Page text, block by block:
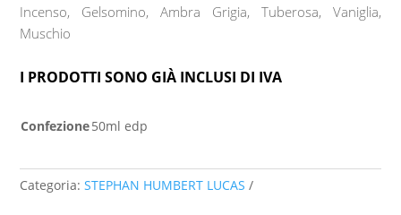
Incenso, Gelsomino, Ambra Grigia, Tuberosa, Vaniglia,
Muschio
I PRODOTTI SONO GIÀ INCLUSI DI IVA
Confezione50ml edp
Categoria:STEPHAN HUMBERT LUCAS